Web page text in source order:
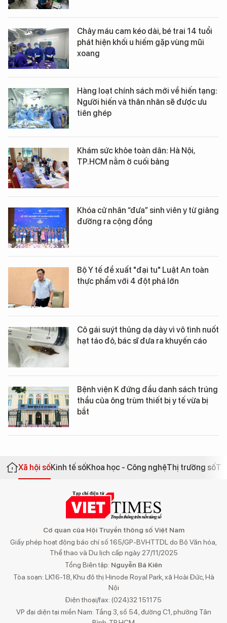
Chảy máu cam kéo dài, bé trai 14 tuổi
phát hiện khối u hiếm gặp vùng mũi
xoang
Hàng loạt chính sách mới về hiến tạng:
Người hiến và thân nhân sẽ được ưu
tiên ghép
Khám sức khỏe toàn dân: Hà Nội,
TP.HCM nằm ở cuối bảng
Khóa cử nhân “đưa” sinh viên y từ giảng
đường ra cộng đồng
Bộ Y tế đề xuất "đại tu" Luật An toàn
thực phẩm với 4 đột phá lớn
Cô gái suýt thủng dạ dày vì vô tình nuốt
hạt táo đỏ, bác sĩ đưa ra khuyến cáo
Bệnh viện K đứng đầu danh sách trúng
thầu của ông trùm thiết bị y tế vừa bị
bắt
Xã hội sốKinh tế sốKhoa học - Công nghệThị trường số
Cơ quan của Hội Truyền thông số Việt Nam
Giấy phép hoạt động báo chí số 165/GP-BVHTTDL do Bộ Văn hóa,
Thể thao và Du lịch cấp ngày 27/11/2025
Tổng Biên tập: Nguyễn Bá Kiên
Tòa soạn: LK16-18, Khu đô thị Hinode Royal Park, xã Hoài Đức, Hà
Nội
Điện thoại/fax: (024)32 151175
VP đại diện tại miền Nam: Tầng 3, số 54, đường C1, phường Tân